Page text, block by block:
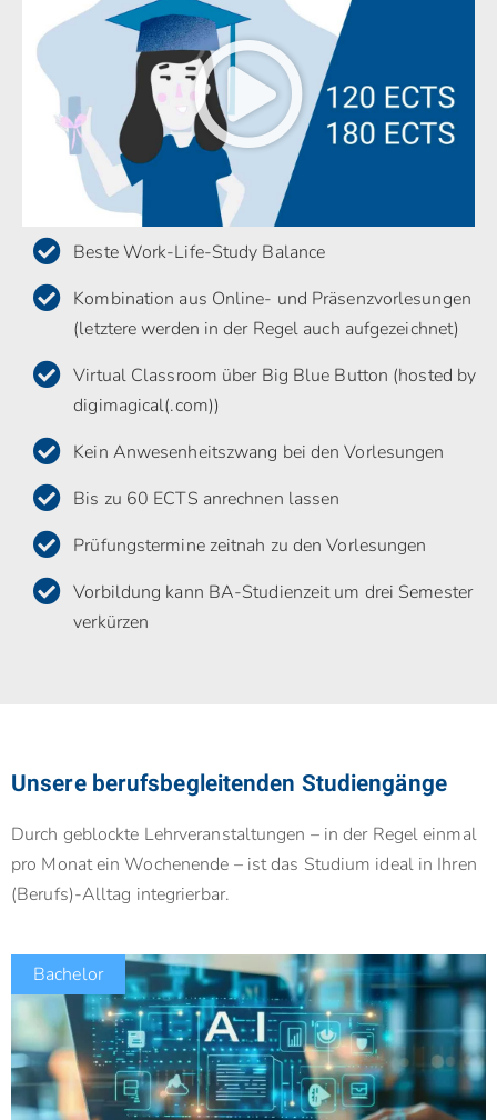
Beste Work-Life-Study Balance
Kombination aus Online- und Präsenzvorlesungen
(letztere werden in der Regel auch aufgezeichnet)
Virtual Classroom über Big Blue Button (hosted by
digimagical(.com))
Kein Anwesenheitszwang bei den Vorlesungen
Bis zu 60 ECTS anrechnen lassen
Prüfungstermine zeitnah zu den Vorlesungen
Vorbildung kann BA-Studienzeit um drei Semester
verkürzen
Unsere berufsbegleitenden Studiengänge
Durch geblockte Lehrveranstaltungen – in der Regel einmal
pro Monat ein Wochenende – ist das Studium ideal in Ihren
(Berufs)-Alltag integrierbar.
Bachelor